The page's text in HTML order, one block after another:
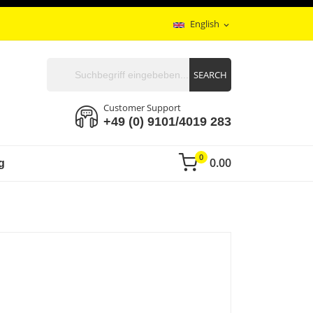
English expand_more
0.00
0
SEARCH
Customer Support
+49 (0) 9101/4019 283